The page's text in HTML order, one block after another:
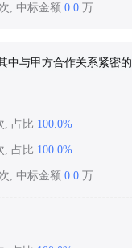
次, 中标金额 0.0 万
中与甲方合作关系紧密的
, 占比 100.0%
, 占比 100.0%
次, 中标金额 0.0 万